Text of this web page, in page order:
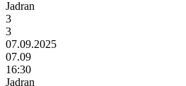
Jadran
3
3
07.09.2025
07.09
16:30
Jadran